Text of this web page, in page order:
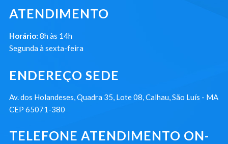
ATENDIMENTO
Horário: 8h às 14h
Segunda à sexta-feira
ENDEREÇO SEDE
Av. dos Holandeses, Quadra 35, Lote 08, Calhau, São Luís - MA
CEP 65071-380
TELEFONE ATENDIMENTO ON-